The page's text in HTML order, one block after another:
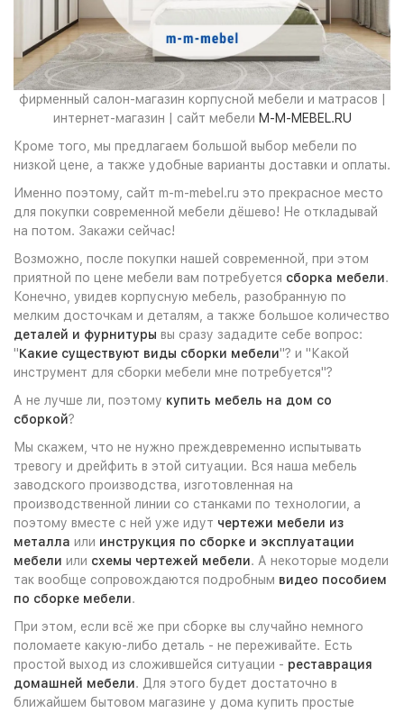
фирменный салон-магазин корпусной мебели и матрасов |
интернет-магазин | сайт мебели M-M-MEBEL.RU
Кроме того, мы предлагаем большой выбор мебели по
низкой цене, а также удобные варианты доставки и оплаты.
Именно поэтому, сайт m-m-mebel.ru это прекрасное место
для покупки современной мебели дёшево! Не откладывай
на потом. Закажи сейчас!
Возможно, после покупки нашей современной, при этом
приятной по цене мебели вам потребуется сборка мебели.
Конечно, увидев корпусную мебель, разобранную по
мелким досточкам и деталям, а также большое количество
деталей и фурнитуры вы сразу зададите себе вопрос:
"Какие существуют виды сборки мебели"? и "Какой
инструмент для сборки мебели мне потребуется"?
А не лучше ли, поэтому купить мебель на дом со
сборкой?
Мы скажем, что не нужно преждевременно испытывать
тревогу и дрейфить в этой ситуации. Вся наша мебель
заводского производства, изготовленная на
производственной линии со станками по технологии, а
поэтому вместе с ней уже идут чертежи мебели из
металла или инструкция по сборке и эксплуатации
мебели или схемы чертежей мебели. А некоторые модели
так вообще сопровождаются подробным видео пособием
по сборке мебели.
При этом, если всё же при сборке вы случайно немного
поломаете какую-либо деталь - не переживайте. Есть
простой выход из сложившейся ситуации - реставрация
домашней мебели. Для этого будет достаточно в
ближайшем бытовом магазине у дома купить простые